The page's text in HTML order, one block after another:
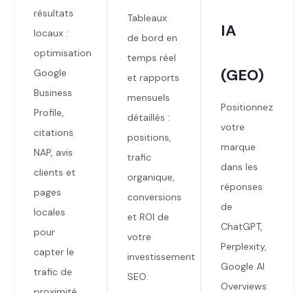
résultats
locaux :
optimisation
Google
Business
Profile,
citations
NAP, avis
clients et
pages
locales
pour
capter le
trafic de
Tableaux
de bord en
temps réel
et rapports
mensuels
détaillés :
positions,
trafic
organique,
conversions
et ROI de
votre
investissement
SEO.
IA
(GEO)
Positionnez
votre
marque
dans les
réponses
de
ChatGPT,
Perplexity,
Google AI
Overviews